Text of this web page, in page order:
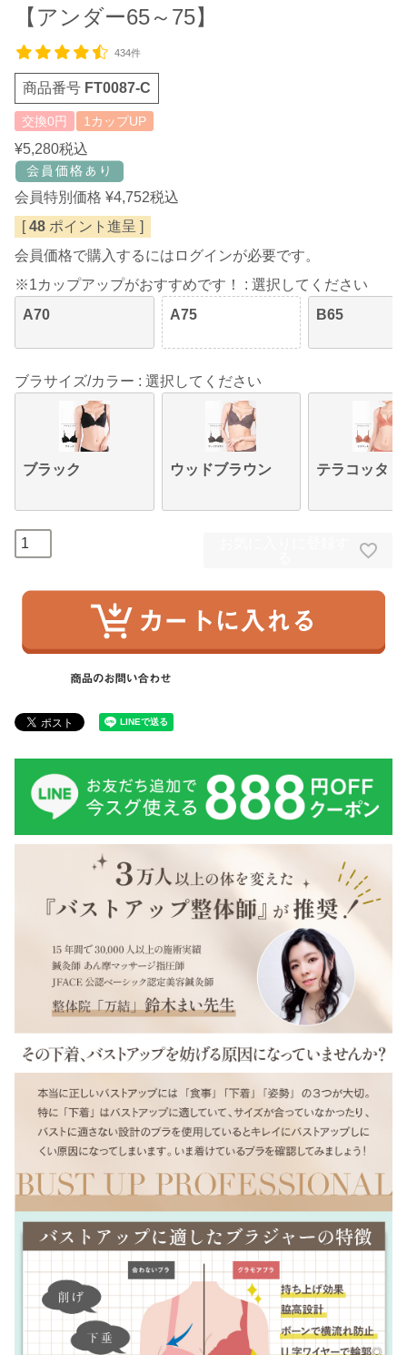
【アンダー65～75】
434件
商品番号 FT0087-C
交換0円 1カップUP
¥5,280税込
会員特別価格 ¥4,752税込
[ 48 ポイント進呈 ]
会員価格で購入するにはログインが必要です。
※1カップアップがおすすめです！
選択してください
A70
A75 B65
ブラサイズ/カラー 選択してください
ブラック ウッドブラウン テラコッタ